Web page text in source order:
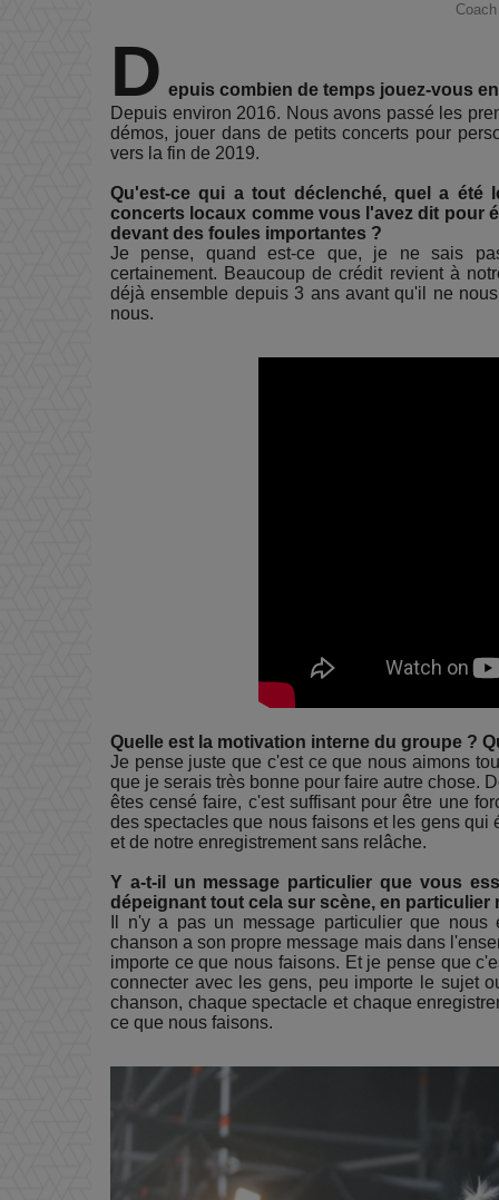
D epuis combien de temps jouez-vous
Depuis environ 2016. Nous avons passé les
démos, jouer dans de petits concerts pour
vers la fin de 2019.
Qu'est-ce qui a tout déclenché, quel a été
concerts locaux comme vous l'avez dit pour
devant des foules importantes ?
Je pense, quand est-ce que, je ne sais
certainement. Beaucoup de crédit revient à
déjà ensemble depuis 3 ans avant qu'il ne
nous.
Quelle est la motivation interne du groupe ?
Je pense juste que c'est ce que nous aimons
que je serais très bonne pour faire autre chose.
êtes censé faire, c'est suffisant pour être une
des spectacles que nous faisons et les gens
et de notre enregistrement sans relâche.
Y a-t-il un message particulier que vous
dépeignant tout cela sur scène, en particulier
Il n'y a pas un message particulier que
chanson a son propre message mais dans
importe ce que nous faisons. Et je pense que
connecter avec les gens, peu importe le sujet
chanson, chaque spectacle et chaque
ce que nous faisons.